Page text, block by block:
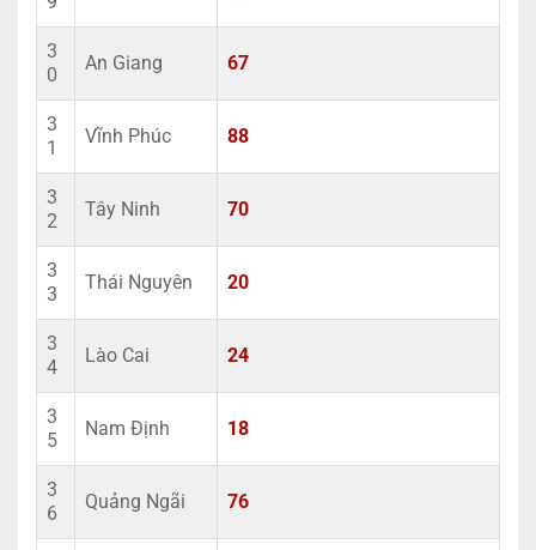
3
0
An Giang 67
3
1
Vĩnh Phúc 88
3
2
Tây Ninh 70
3
3
Thái Nguyên 20
3
4
Lào Cai 24
3
5
Nam Định 18
3
6
Quảng Ngãi 76